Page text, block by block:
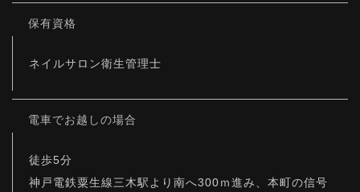
保有資格
ネイルサロン衛生管理士
電車でお越しの場合
徒歩5分
神戸電鉄粟生線三木駅より南へ300ｍ進み、本町の信号